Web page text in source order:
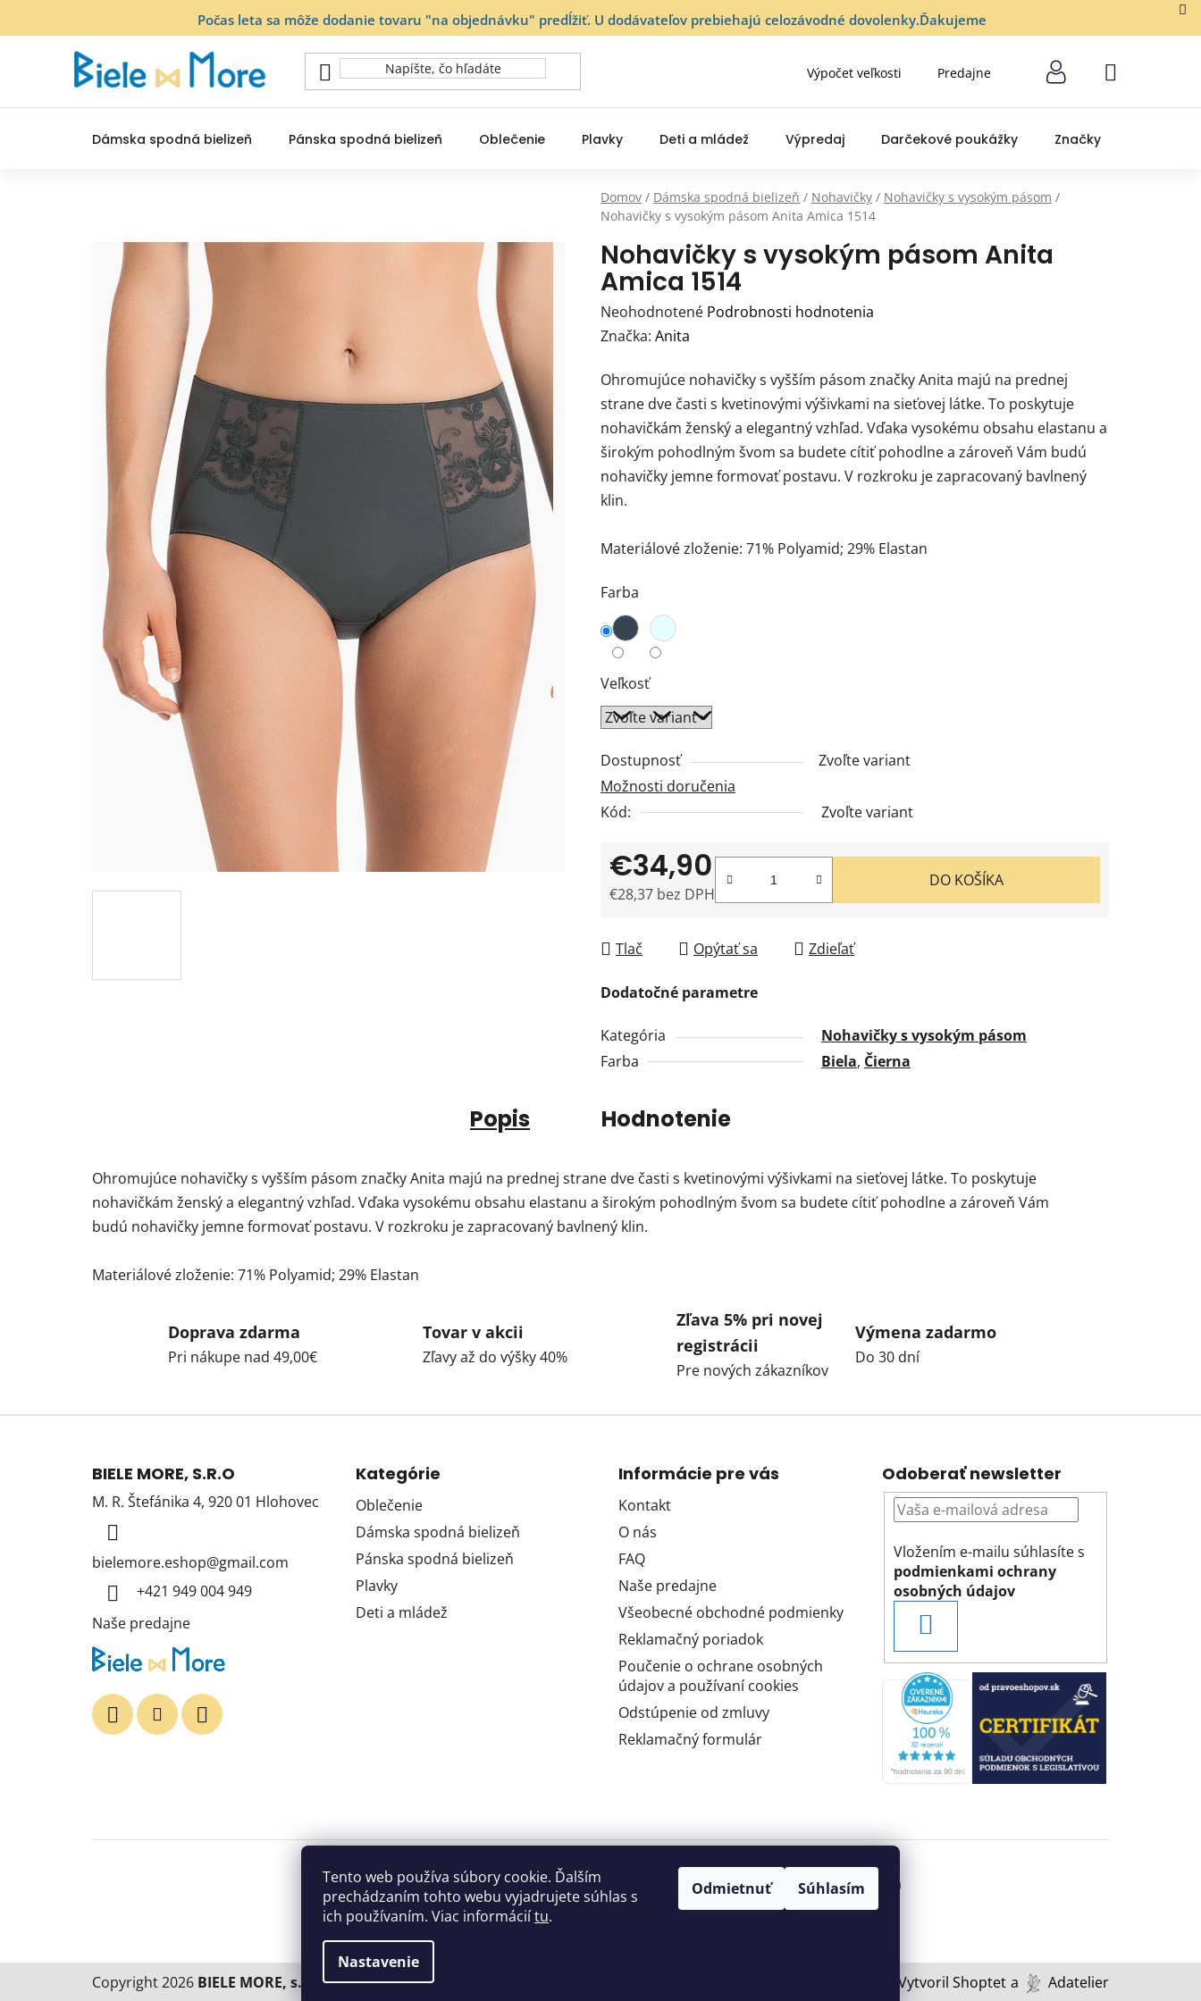
Tento web používa súbory cookie. Ďalším
prechádzaním tohto webu vyjadrujete súhlas s
ich používaním. Viac informáciítu.
Nastavenie
Odmietnuť Súhlasím
Počas leta sa môže dodanie tovaru "na objednávku" predĺžiť. U dodávateľov prebiehajú celozávodné dovolenky.Ďakujeme
Výpočet veľkosti Predajne
NÁKUPNÝ
Dámska spodná bielizeň Pánska spodná bielizeň Oblečenie Plavky Deti a mládež Výpredaj Darčekové poukážky Značky
Domov / Dámska spodná bielizeň / Nohavičky / Nohavičky s vysokým pásom /
Nohavičky s vysokým pásom Anita Amica 1514
Nohavičky s vysokým pásom Anita
Amica 1514
Priemerné
hodnotenie
je
0,0
z
5
hviezdičiek.
Neohodnotené Podrobnosti hodnotenia
Značka: Anita
Ohromujúce nohavičky s vyšším pásom značky Anita majú na prednej
strane dve časti s kvetinovými výšivkami na sieťovej látke. To poskytuje
nohavičkám ženský a elegantný vzhľad. Vďaka vysokému obsahu elastanu a
širokým pohodlným švom sa budete cítiť pohodlne a zároveň Vám budú
nohavičky jemne formovať postavu. V rozkroku je zapracovaný bavlnený
klin.
Materiálové zloženie: 71% Polyamid; 29% Elastan
Farba
Veľkosť
Dostupnosť
Zvoľte variant
Možnosti doručenia
Kód:
Zvoľte variant
€34,90
€28,37 bez DPH
DO KOŠÍKA
Tlač Opýtať sa Zdieľať
Dodatočné parametre
Kategória
Nohavičky s vysokým pásom
Farba
Biela, Čierna
Popis Hodnotenie
Ohromujúce nohavičky s vyšším pásom značky Anita majú na prednej strane dve časti s kvetinovými výšivkami na sieťovej látke. To poskytuje
nohavičkám ženský a elegantný vzhľad. Vďaka vysokému obsahu elastanu a širokým pohodlným švom sa budete cítiť pohodlne a zároveň Vám
budú nohavičky jemne formovať postavu. V rozkroku je zapracovaný bavlnený klin.
Materiálové zloženie: 71% Polyamid; 29% Elastan
Doprava zdarma
Pri nákupe nad 49,00€
Tovar v akcii
Zľavy až do výšky 40%
Zľava 5% pri novej
registrácii
Pre nových zákazníkov
Výmena zadarmo
Do 30 dní
BIELE MORE, S.R.O
M. R. Štefánika 4, 920 01 Hlohovec
bielemore.eshop@gmail.com
+421 949 004 949
Naše predajne
Kategórie
Oblečenie
Dámska spodná bielizeň
Pánska spodná bielizeň
Plavky
Deti a mládež
Informácie pre vás
Kontakt
O nás
FAQ
Naše predajne
Všeobecné obchodné podmienky
Reklamačný poriadok
Poučenie o ochrane osobných
údajov a používaní cookies
Odstúpenie od zmluvy
Reklamačný formulár
Odoberať newsletter
Vložením e-mailu súhlasíte s
podmienkami ochrany
osobných údajov
SA
Vytvoril Shoptet a Adatelier
Copyright 2026 BIELE MORE, s.r.o.. Všetky práva vyhradené.